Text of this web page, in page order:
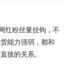
红粉丝量挂钩，不
能力强弱，都和
接的关系。